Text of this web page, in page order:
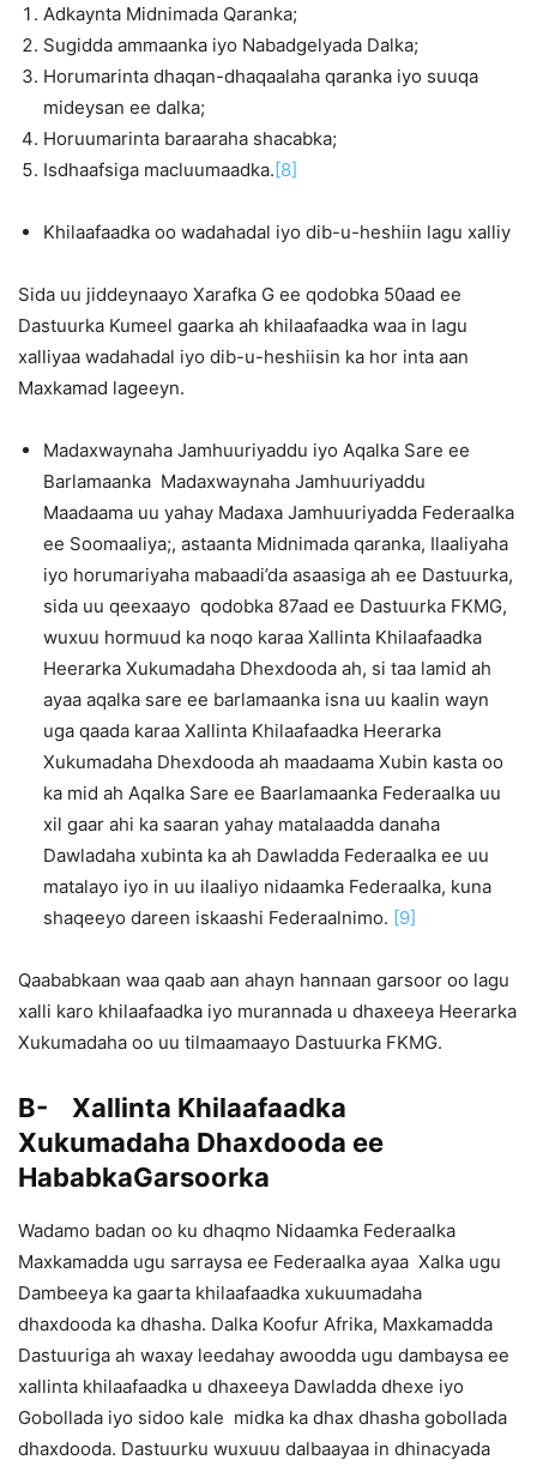
Adkaynta Midnimada Qaranka;
Sugidda ammaanka iyo Nabadgelyada Dalka;
Horumarinta dhaqan-dhaqaalaha qaranka iyo suuqa
mideysan ee dalka;
Horuumarinta baraaraha shacabka;
Isdhaafsiga macluumaadka.[8]
Khilaafaadka oo wadahadal iyo dib-u-heshiin lagu xalliy
Sida uu jiddeynaayo Xarafka G ee qodobka 50aad ee
Dastuurka Kumeel gaarka ah khilaafaadka waa in lagu
xalliyaa wadahadal iyo dib-u-heshiisin ka hor inta aan
Maxkamad lageeyn.
Madaxwaynaha Jamhuuriyaddu iyo Aqalka Sare ee
Barlamaanka Madaxwaynaha Jamhuuriyaddu
Maadaama uu yahay Madaxa Jamhuuriyadda Federaalka
ee Soomaaliya;, astaanta Midnimada qaranka, Ilaaliyaha
iyo horumariyaha mabaadi’da asaasiga ah ee Dastuurka,
sida uu qeexaayo qodobka 87aad ee Dastuurka FKMG,
wuxuu hormuud ka noqo karaa Xallinta Khilaafaadka
Heerarka Xukumadaha Dhexdooda ah, si taa lamid ah
ayaa aqalka sare ee barlamaanka isna uu kaalin wayn
uga qaada karaa Xallinta Khilaafaadka Heerarka
Xukumadaha Dhexdooda ah maadaama Xubin kasta oo
ka mid ah Aqalka Sare ee Baarlamaanka Federaalka uu
xil gaar ahi ka saaran yahay matalaadda danaha
Dawladaha xubinta ka ah Dawladda Federaalka ee uu
matalayo iyo in uu ilaaliyo nidaamka Federaalka, kuna
shaqeeyo dareen iskaashi Federaalnimo. [9]
Qaababkaan waa qaab aan ahayn hannaan garsoor oo lagu
xalli karo khilaafaadka iyo murannada u dhaxeeya Heerarka
Xukumadaha oo uu tilmaamaayo Dastuurka FKMG.
B- Xallinta Khilaafaadka
Xukumadaha Dhaxdooda ee
HababkaGarsoorka
Wadamo badan oo ku dhaqmo Nidaamka Federaalka
Maxkamadda ugu sarraysa ee Federaalka ayaa Xalka ugu
Dambeeya ka gaarta khilaafaadka xukuumadaha
dhaxdooda ka dhasha. Dalka Koofur Afrika, Maxkamadda
Dastuuriga ah waxay leedahay awoodda ugu dambaysa ee
xallinta khilaafaadka u dhaxeeya Dawladda dhexe iyo
Gobollada iyo sidoo kale midka ka dhax dhasha gobollada
dhaxdooda. Dastuurku wuxuuu dalbaayaa in dhinacyada